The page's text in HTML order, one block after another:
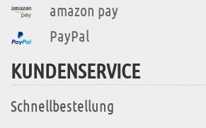
amazon pay
PayPal
KUNDENSERVICE
Schnellbestellung